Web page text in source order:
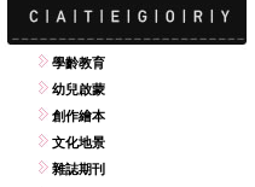
學齡教育
幼兒啟蒙
創作繪本
文化地景
雜誌期刊